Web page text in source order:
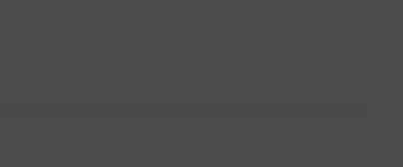
als hilfreichals nicht hilfreich